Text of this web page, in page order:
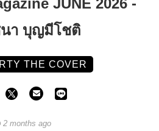
า บุญมีโชติ
THE COVER
2 months ago